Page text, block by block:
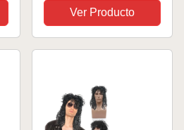
Punky Hombre,
Disfraces Años 80
Hombre, Disfraz
Disfraz...
Ver Producto